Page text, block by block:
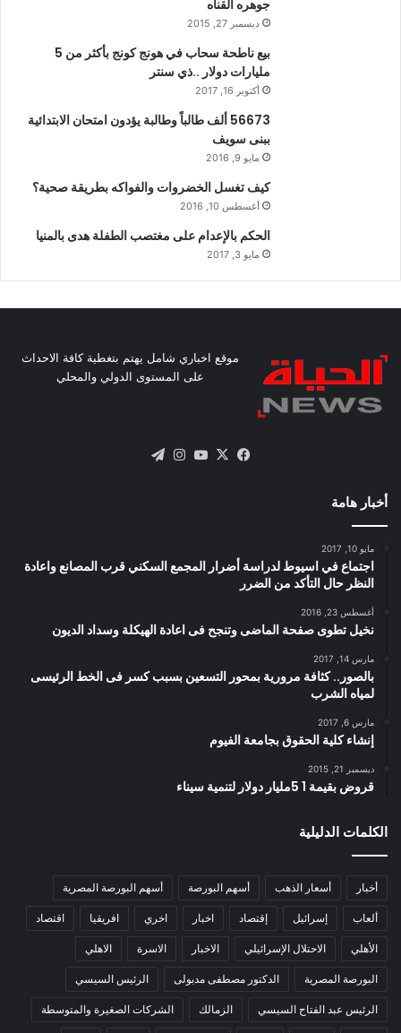
جوهره القناه
ديسمبر 27, 2015
بيع ناطحة سحاب في هونج كونج بأكثر من 5
مليارات دولار ..ذي سنتر
أكتوبر 16, 2017
56673 ألف طالباً وطالبة يؤدون امتحان الابتدائية
ببنى سويف
مايو 9, 2016
كيف تغسل الخضروات والفواكه بطريقة صحية؟
أغسطس 10, 2016
الحكم بالإعدام على مغتصب الطفلة هدى بالمنيا
مايو 3, 2017
موقع اخباري شامل يهتم بتغطية كافة الاحداث
على المستوى الدولي والمحلي
فيسبوك
X يوتيوبانستقرام
أخبار هامة
مايو 10, 2017
اجتماع في اسيوط لدراسة أضرار المجمع السكني قرب المصانع واعادة
النظر حال التأكد من الضرر
أغسطس 23, 2016
نخيل تطوى صفحة الماضى وتنجح فى اعادة الهيكلة وسداد الديون
مارس 14, 2017
بالصور.. كثافة مرورية بمحور التسعين بسبب كسر فى الخط الرئيسى
لمياه الشرب
مارس 6, 2017
إنشاء كلية الحقوق بجامعة الفيوم
ديسمبر 21, 2015
قروض بقيمة 1 5مليار دولار لتنمية سيناء
الكلمات الدليلية
أخبار أسعار الذهب أسهم البورصة أسهم البورصة المصرية
ألعاب إسرائيل إقتصاد اخبار اخري افريقيا اقتصاد
الأهلي الاحتلال الإسرائيلي الاخبار الاسرة الاهلي
البورصة المصرية الدكتور مصطفى مدبولى الرئيس السيسي
الرئيس عبد الفتاح السيسي الزمالك الشركات الصغيرة والمتوسطة